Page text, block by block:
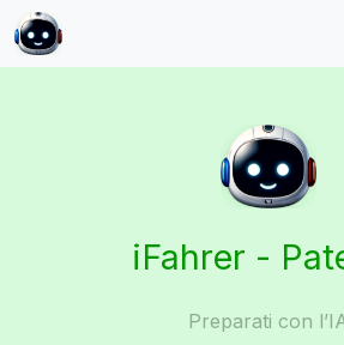
iFahrer -
Preparati con